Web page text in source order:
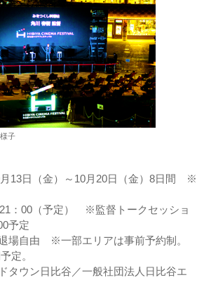
子
月13日（金）～10月20日（金）8日間 ※
21：00（予定） ※監督トークセッショ
予定
退場自由 ※一部エリアは事前予約制。
定。
タウン日比谷／一般社団法人日比谷エ